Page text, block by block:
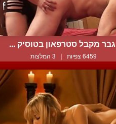
גבר מקבל סטרפאון בטוסיק ...
6459 צפיות | 3 המלצות